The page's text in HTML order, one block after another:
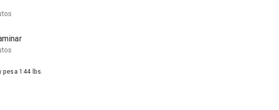
pesa 144 lbs.